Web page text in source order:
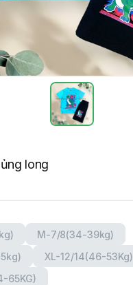
long
M-7/8(34-39kg)
XL-12/14(46-53Kg)
65KG)